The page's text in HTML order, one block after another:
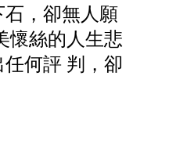
，卻無人願
懷絲的人生悲
何評 判，卻